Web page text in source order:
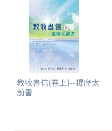
教牧書信(卷上)--提摩太
前書